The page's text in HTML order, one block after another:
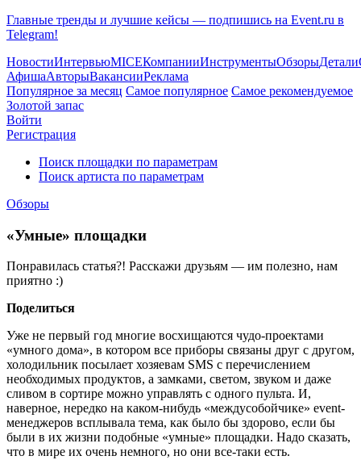
Главные тренды и лучшие кейсы — подпишись на Event.ru в
Telegram!
НовостиИнтервьюMICEКомпанииИнструментыОбзорыДетали
АфишаАвторыВакансииРеклама
Популярное за месяц Самое популярное Самое рекомендуемое
Золотой запас
Войти
Регистрация
Поиск площадки по параметрам
Поиск артиста по параметрам
Обзоры
«Умные» площадки
Понравилась статья?! Расскажи друзьям — им полезно, нам
приятно :)
Поделиться
Уже не первый год многие восхищаются чудо-проектами
«умного дома», в котором все приборы связаны друг с другом,
холодильник посылает хозяевам SMS с перечислением
необходимых продуктов, а замками, светом, звуком и даже
сливом в сортире можно управлять с одного пульта. И,
наверное, нередко на каком-нибудь «междусобойчике» event-
менеджеров всплывала тема, как было бы здорово, если бы
были в их жизни подобные «умные» площадки. Надо сказать,
что в мире их очень немного, но они все-таки есть.